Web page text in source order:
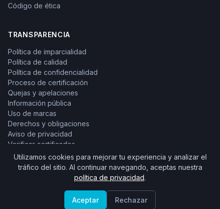
Código de ética
TRANSPARENCIA
Política de imparcialidad
Política de calidad
Política de confidencialidad
Proceso de certificación
Quejas y apelaciones
Información pública
Uso de marcas
Derechos y obligaciones
Aviso de privacidad
Verificar certificados
© 2026 ONCE México. Todos los derechos reservados.
Organismo de certificación acreditado.
Utilizamos cookies para mejorar tu experiencia y analizar el
tráfico del sitio. Al continuar navegando, aceptas nuestra
política de privacidad.
Aceptar Rechazar